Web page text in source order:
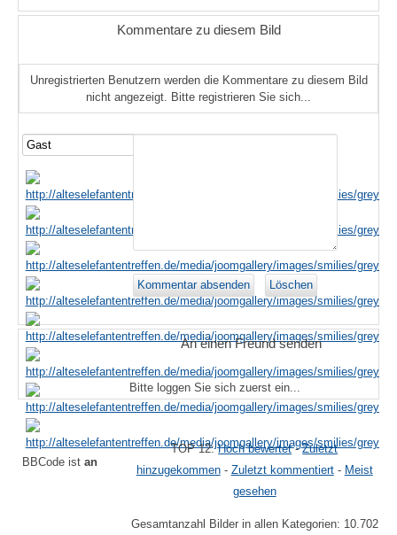
Kommentare zu diesem Bild
Unregistrierten Benutzern werden die Kommentare zu diesem Bild
nicht angezeigt. Bitte registrieren Sie sich...
BBCode ist an
An einen Freund senden
Bitte loggen Sie sich zuerst ein...
TOP 12:Hoch bewertet-Zuletzt
hinzugekommen- Zuletzt kommentiert- Meist
gesehen
Gesamtanzahl Bilder in allen Kategorien: 10.702